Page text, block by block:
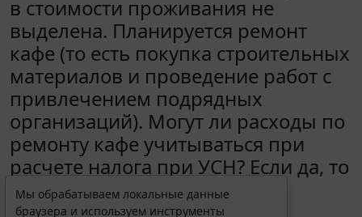
в стоимости проживания не
выделена. Планируется ремонт
кафе (то есть покупка строительных
материалов и проведение работ с
привлечением подрядных
организаций). Могут ли расходы по
ремонту кафе учитываться при
расчете налога при УСН? Если да, то
каков принцип расчета этих
расходов?
Мы обрабатываем локальные данные
браузера и используем инструменты